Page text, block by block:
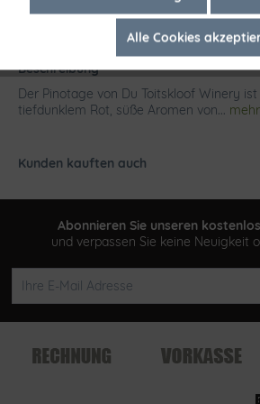
Beschreibung
Der Pinotage von Du Toitskloof Winery
tiefdunklem Rot, süße Aromen von... mehr
Kunden kauften auch
Abonnieren Sie unseren
und verpassen Sie keine Neuigkeit
Alle Cookies